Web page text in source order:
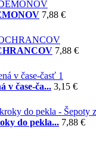
7,88 €
7,88 €
v čase-ča... 3,15 €
do pekla... 7,88 €